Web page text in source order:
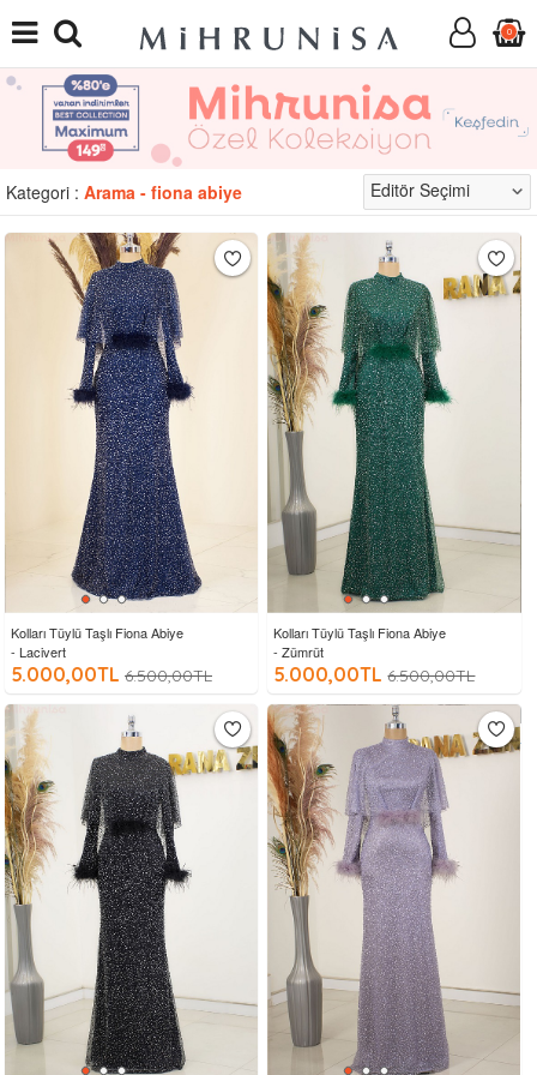
0
Kategori : Arama - fiona abiye
Kolları Tüylü Taşlı Fiona Abiye
- Lacivert
5.000,00TL 6.500,00TL
Kolları Tüylü Taşlı Fiona Abiye
- Zümrüt
5.000,00TL 6.500,00TL